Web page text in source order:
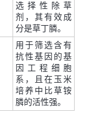
选择性除草
剂，其有效成
分是草丁膦。
用于筛选含有
抗性基因的基
因工程细胞
系，且在玉米
培养中比草铵
膦的活性强。